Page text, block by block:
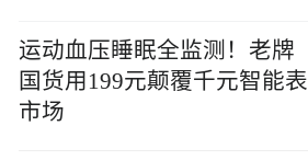
运动血压睡眠全监测！老牌
国货用199元颠覆千元智能表
市场